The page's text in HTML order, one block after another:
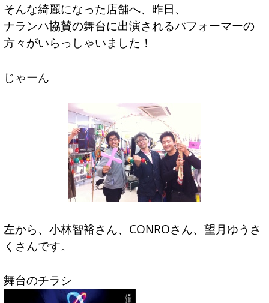
そんな綺麗になった店舗へ、昨日、
ナランハ協賛の舞台に出演されるパフォーマーの
方々がいらっしゃいました！
じゃーん
左から、小林智裕さん、CONROさん、望月ゆうさ
くさんです。
舞台のチラシ